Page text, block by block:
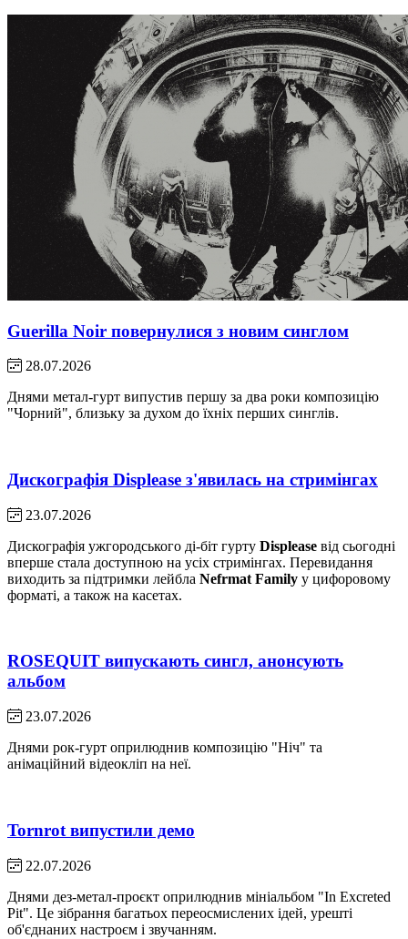
Guerilla Noir повернулися з новим синглом
28.07.2026
Днями метал-гурт випустив першу за два роки композицію
"Чорний", близьку за духом до їхніх перших синглів.
Дискографія Displease з'явилась на стримінгах
23.07.2026
Дискографія ужгородського ді-біт гурту Displease від сьогодні
вперше стала доступною на усіх стримінгах. Перевидання
виходить за підтримки лейбла Nefrmat Family у цифоровому
форматі, а також на касетах.
ROSEQUIT випускають сингл, анонсують
альбом
23.07.2026
Днями рок-гурт оприлюднив композицію "Ніч" та
анімаційний відеокліп на неї.
Tornrot випустили демо
22.07.2026
Днями дез-метал-проєкт оприлюднив мініальбом "In Excreted
Pit". Це зібрання багатьох переосмислених ідей, урешті
об'єднаних настроєм і звучанням.